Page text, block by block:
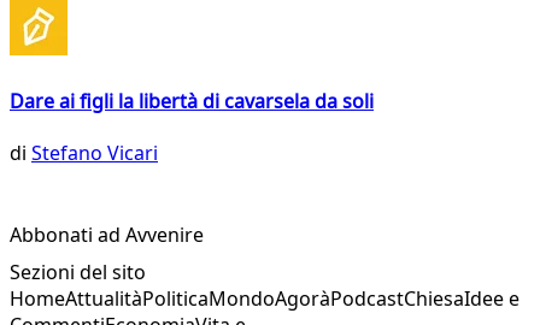
Dare ai figli la libertà di cavarsela da soli
di Stefano Vicari
Abbonati ad Avvenire
Sezioni del sito
HomeAttualitàPoliticaMondoAgoràPodcastChiesaIdee e